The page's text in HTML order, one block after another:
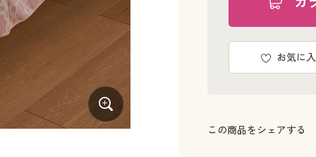
お気に
この商品をシェアする